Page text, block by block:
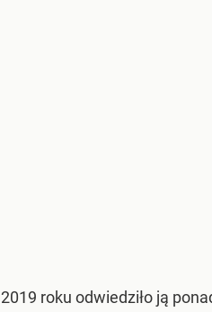
roku odwiedziło ją